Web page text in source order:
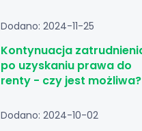
Dodano: 2024-11-25
Kontynuacja
po uzyskaniu prawa do
renty - czy jest możliwa?
Dodano: 2024-10-02